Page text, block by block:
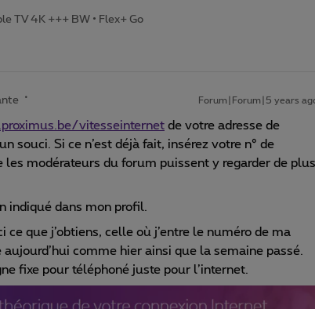
TV 4K +++ BW • Flex+ Go
Forum|Forum|5 years
vitesseinternet de votre adresse de
souci. Si ce n’est déjà fait, insérez votre n° de
les modérateurs du forum puissent y regarder de plus
indiqué dans mon profil.
ce que j’obtiens, celle où j’entre le numéro de ma
comme hier ainsi que la semaine passé.
fixe pour téléphoné juste pour l’internet.